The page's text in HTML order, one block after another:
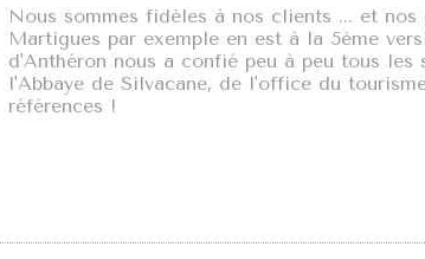
Nous sommes fidèles à nos clients ... et
Martigues par exemple en est à la 5ème
d'Anthéron nous a confié peu à peu tous
l'Abbaye de Silvacane, de l'office du
références !